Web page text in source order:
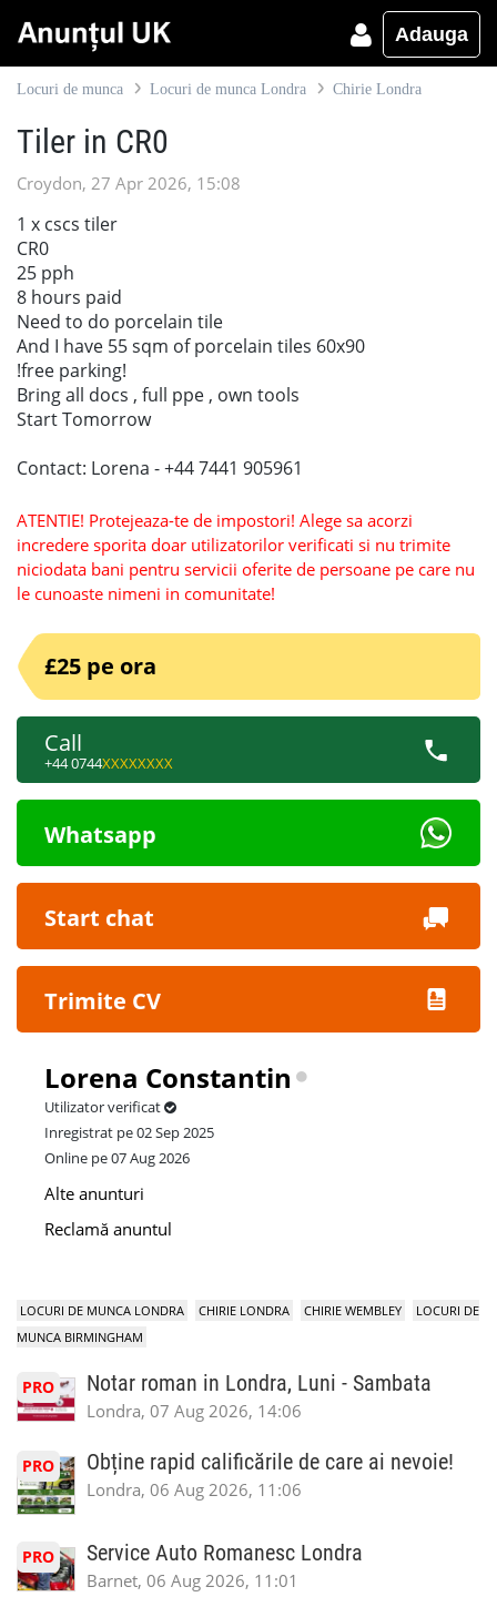
Adauga
Locuri de munca Locuri de munca Londra Chirie Londra
Tiler in CR0
Croydon, 27 Apr 2026, 15:08
1 x cscs tiler
CR0
25 pph
8 hours paid
Need to do porcelain tile
And I have 55 sqm of porcelain tiles 60x90
!free parking!
Bring all docs , full ppe , own tools
Start Tomorrow
Contact: Lorena - +44 7441 905961
ATENTIE! Protejeaza-te de impostori! Alege sa acorzi
incredere sporita doar utilizatorilor verificati si nu trimite
niciodata bani pentru servicii oferite de persoane pe care nu
le cunoaste nimeni in comunitate!
£25 pe ora
Call
+44 0744XXXXXXXX
Whatsapp
Start chat
Trimite CV
Lorena Constantin
Utilizator verificat
Inregistrat pe 02 Sep 2025
Online pe 07 Aug 2026
Alte anunturi
Reclamă anuntul
LOCURI DE MUNCA LONDRA CHIRIE LONDRA CHIRIE WEMBLEY
LOCURI DE
MUNCA BIRMINGHAM
PRO Notar roman in Londra, Luni - Sambata
Londra, 07 Aug 2026, 14:06
PRO Obține rapid calificările de care ai nevoie!
Londra, 06 Aug 2026, 11:06
PRO Service Auto Romanesc Londra
Barnet, 06 Aug 2026, 11:01